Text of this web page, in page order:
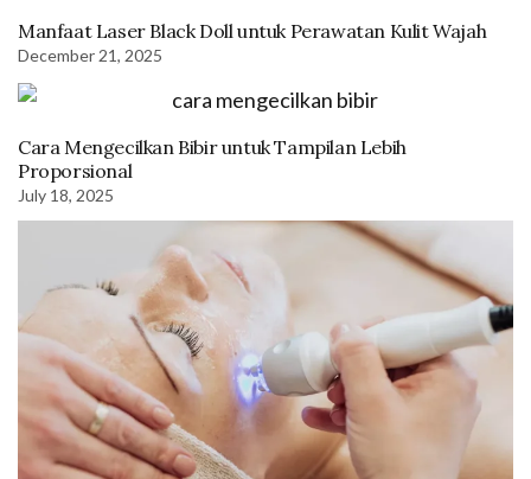
Manfaat Laser Black Doll untuk Perawatan Kulit Wajah
December 21, 2025
Cara Mengecilkan Bibir untuk Tampilan Lebih
Proporsional
July 18, 2025